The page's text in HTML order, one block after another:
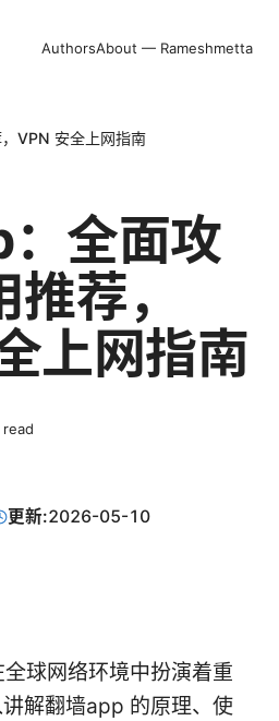
AuthorsAbout — Rameshmetta
VPN 安全上网指南
全面攻
荐，
上网指南
read
更新:2026-05-10
球网络环境中扮演着重
解翻墙app 的原理、使